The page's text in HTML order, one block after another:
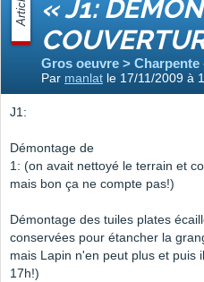
Article « J1:
Gros oeuvre >
Par manlat le 17/11/2009 à
J1:
Démontage de
1: (on avait nettoyé le terrain et
mais bon ça ne compte pas!)
Démontage des tuiles plates
conservées pour étancher la
mais Lapin n'en peut plus et puis
17h!)